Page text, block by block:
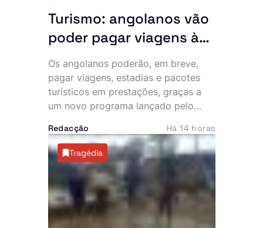
Turismo: angolanos vão
poder pagar viagens às
prestações
Os angolanos poderão, em breve,
pagar viagens, estadias e pacotes
turísticos em prestações, graças a
um novo programa lançado pelo
pretende tornar o turismo interno
mais acessível e impulsionar o
sector. A primeira fase da iniciativa
arrancou com a integração de
operadores turísticos no novo
sistema de pagamento.
Redacção Há 14 horas
Tragédia